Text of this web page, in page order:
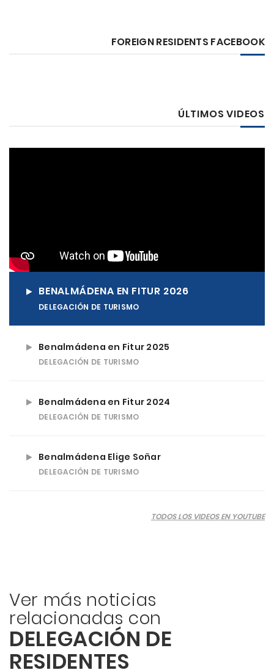
FOREIGN RESIDENTS FACEBOOK
ÚLTIMOS VIDEOS
BENALMÁDENA EN FITUR 2026
DELEGACIÓN DE TURISMO
Benalmádena en Fitur 2025
DELEGACIÓN DE TURISMO
Benalmádena en Fitur 2024
DELEGACIÓN DE TURISMO
Benalmádena Elige Soñar
DELEGACIÓN DE TURISMO
TODOS LOS VIDEOS EN YOUTUBE
Ver más noticias
relacionadas con
DELEGACIÓN DE
RESIDENTES